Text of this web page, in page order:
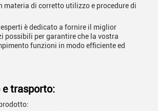
materia di corretto utilizzo e procedure di
esperti è dedicato a fornire il miglior
possibili per garantire che la vostra
funzioni in modo efficiente ed
trasporto: